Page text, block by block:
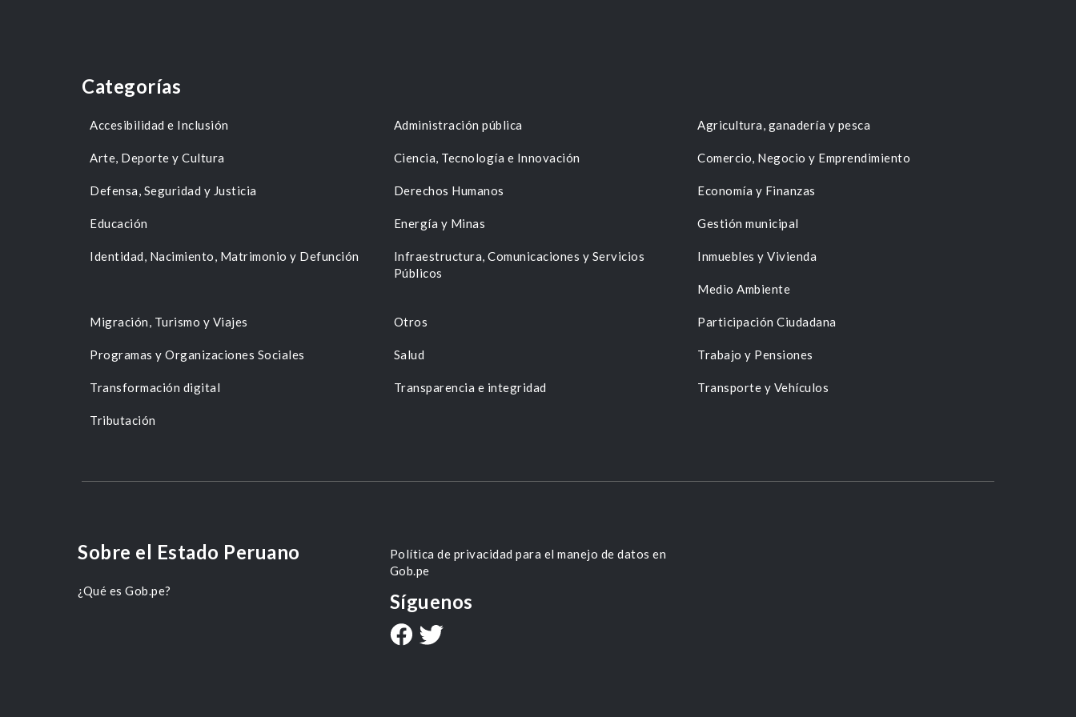
Categorías
Accesibilidad e Inclusión Administración pública Agricultura, ganadería y pesca
Arte, Deporte y Cultura Ciencia, Tecnología e Innovación Comercio, Negocio y Emprendimiento
Defensa, Seguridad y Justicia Derechos Humanos Economía y Finanzas
Educación Energía y Minas Gestión municipal
Identidad, Nacimiento, Matrimonio y Defunción
Infraestructura, Comunicaciones y Servicios
Públicos
Inmuebles y Vivienda
Medio Ambiente
Migración, Turismo y Viajes Otros Participación Ciudadana
Programas y Organizaciones Sociales Salud Trabajo y Pensiones
Transformación digital Transparencia e integridad Transporte y Vehículos
Tributación
Sobre el Estado Peruano
¿Qué es Gob.pe?
Política de privacidad para el manejo de datos en
Gob.pe
Síguenos